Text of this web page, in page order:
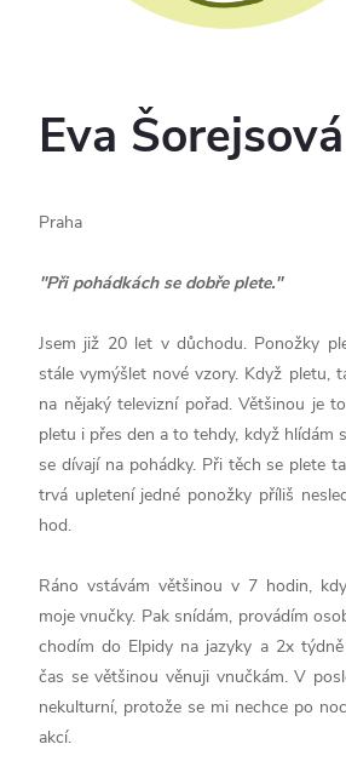
Eva Šorejsová
Praha
"Při pohádkách se dobře plete."
Jsem již 20 let v důchodu. Ponožky
stále vymýšlet nové vzory. Když pletu,
na nějaký televizní pořad. Většinou je
pletu i přes den a to tehdy, když hlídám
se dívají na pohádky. Při těch se plete
trvá upletení jedné ponožky příliš
hod.
Ráno vstávám většinou v 7 hodin,
moje vnučky. Pak snídám, provádím
chodím do Elpidy na jazyky a 2x
čas se většinou věnuji vnučkám. V
nekulturní, protože se mi nechce po
akcí.